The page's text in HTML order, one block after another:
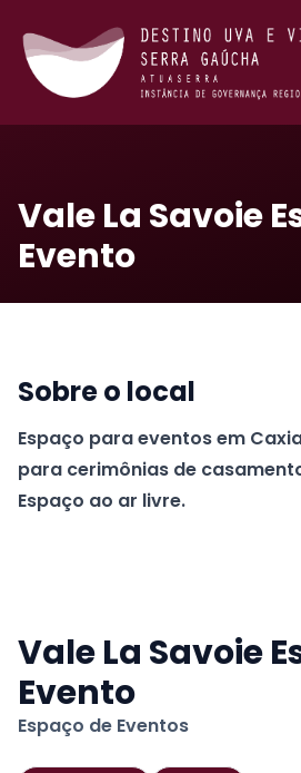
Vale La Savoie
Evento
Sobre o local
Espaço para eventos em
para cerimônias de
Espaço ao ar livre.
Vale La Savoie
Evento
Espaço de Eventos